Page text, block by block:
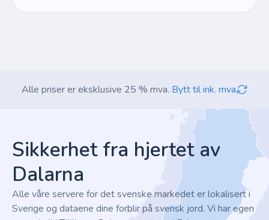
Alle priser er eksklusive 25 % mva. Bytt til ink. mva
Sikkerhet fra hjertet av
Dalarna
Alle våre servere for det svenske markedet er lokalisert i
Sverige og dataene dine forblir på svensk jord. Vi har egen